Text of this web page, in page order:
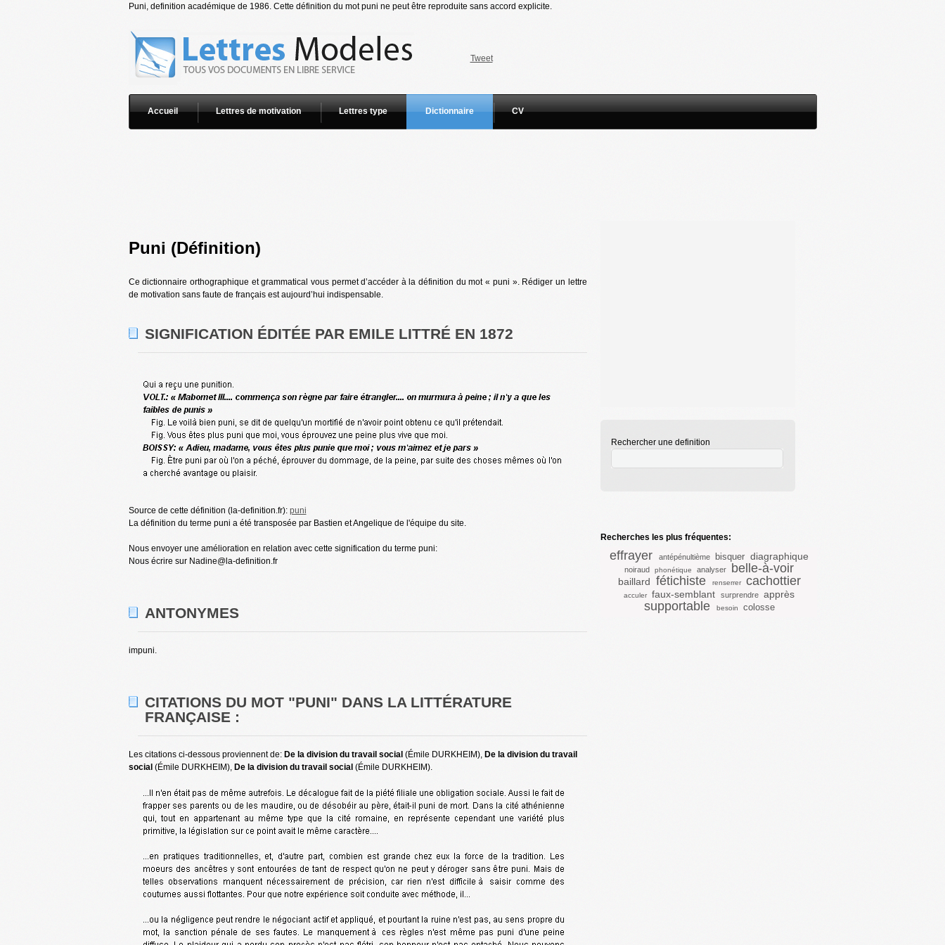
Puni, definition académique de 1986. Cette définition du mot puni ne peut être reproduite sans accord explicite.
Tweet
Accueil Lettres de motivation Lettres type Dictionnaire CV
Puni (Définition)
Ce dictionnaire orthographique et grammatical vous permet d’accéder à la définition du mot « puni ». Rédiger un lettre
de motivation sans faute de français est aujourd’hui indispensable.
SIGNIFICATION ÉDITÉE PAR EMILE LITTRÉ EN 1872
Source de cette définition (la-definition.fr): puni
La définition du terme puni a été transposée par Bastien et Angelique de l'équipe du site.
Nous envoyer une amélioration en relation avec cette signification du terme puni:
Nous écrire sur Nadine@la-definition.fr
ANTONYMES
impuni.
CITATIONS DU MOT "PUNI" DANS LA LITTÉRATURE
FRANÇAISE :
Les citations ci-dessous proviennent de: De la division du travail social (Émile DURKHEIM), De la division du travail
social (Émile DURKHEIM), De la division du travail social (Émile DURKHEIM).
Rechercher une definition
Recherches les plus fréquentes:
effrayer antépénultième bisquer diagraphique
noiraud phonétique analyser belle-à-voir
baillard fétichiste renserrer cachottier
acculer faux-semblant surprendre apprès
supportable besoin colosse